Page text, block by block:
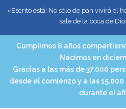
«Escrito está: No sólo de pan vivirá el
sale de la boca de
Cumplimos 6 años
Nacimos en
Gracias a las más de 37.000
desde el comienzo y a las
durante el